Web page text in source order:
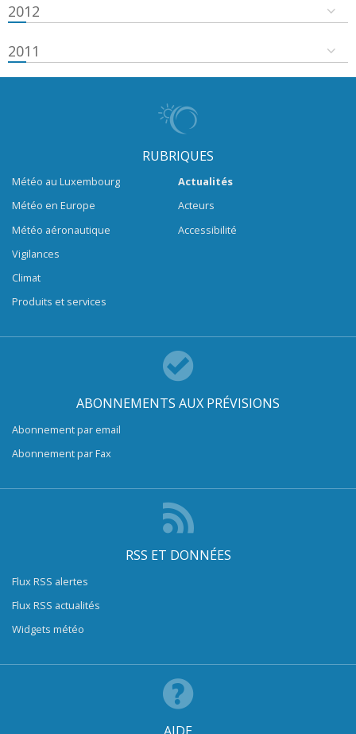
2012
2011
RUBRIQUES
Météo au Luxembourg
Météo en Europe
Météo aéronautique
Vigilances
Climat
Produits et services
Actualités
Acteurs
Accessibilité
ABONNEMENTS AUX PRÉVISIONS
Abonnement par email
Abonnement par Fax
RSS ET DONNÉES
Flux RSS alertes
Flux RSS actualités
Widgets météo